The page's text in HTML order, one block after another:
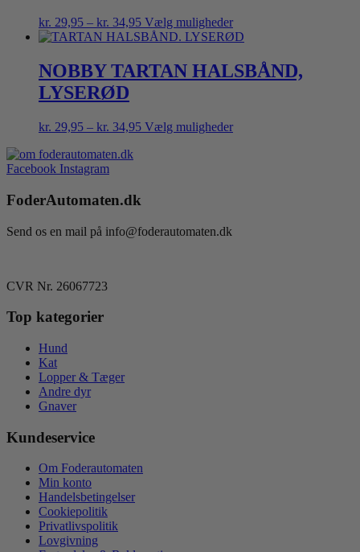
vælges
på
kr. 29,95 – kr. 34,95Prisinterval:
kr. 29,95
kr. 34,95
Vælg mulighederDette
vare
flere
varianter.
vælges
på
NOBBY TARTAN HALSBÅND,
LYSERØD
kr. 29,95 – kr. 34,95Prisinterval:
Vælg mulighederDette
Facebook Instagram
FoderAutomaten.dk
Send os en mail på info@foderautomaten.dk
CVR Nr. 26067723
Top kategorier
Hund
Kat
Lopper & Tæger
Andre dyr
Gnaver
Kundeservice
Om Foderautomaten
Min konto
Handelsbetingelser
Cookiepolitik
Privatlivspolitik
Lovgivning